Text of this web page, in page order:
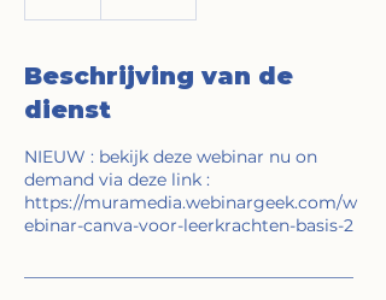
Beschrijving van de
dienst
NIEUW : bekijk deze webinar nu on
demand via deze link :
https://muramedia.webinargeek.com/w
ebinar-canva-voor-leerkrachten-basis-2